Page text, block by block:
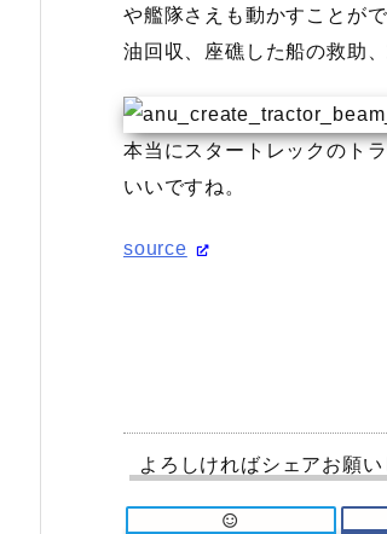
や艦隊さえも動かすことが
油回収、座礁した船の救助
本当にスタートレックのト
いいですね。
source
よろしければシェアお願い
